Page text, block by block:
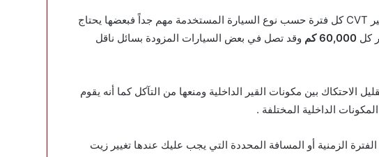
إن تغيير زيت القير الأوتوماتيكي التقليدي أو قير CVT كل فترة حسب نوع السيارة المستخدمة مهم جداً فبعضها يحتاج
كل 60,000 كم
وقد تصل في بعض السيارات المزودة بسائل ناقل
الاحتكاك بين مكونات القير الداخلية ومنعها من التآكل كما أنه يقوم
الداخلية المختلفة .
الزمنية أو المسافة المحددة التي يجب عليك عندها تغيير زيت